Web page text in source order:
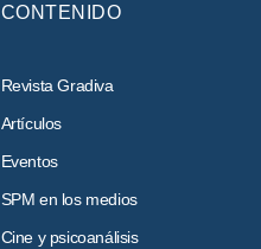
CONTENIDO
Revista Gradiva
Artículos
Eventos
SPM en los medios
Cine y psicoanálisis